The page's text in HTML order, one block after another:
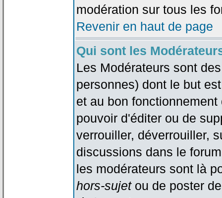
modération sur tous les
Revenir en haut de page
Qui sont les
Les Modérateurs sont
personnes) dont le but
et au bon
pouvoir d'éditer ou de
verrouiller, déverrouiller,
discussions dans le
les modérateurs sont là
hors-sujetou de poster